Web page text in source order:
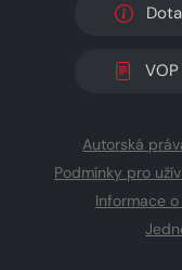
VOP
Autorská
Podmínky pro
Informace